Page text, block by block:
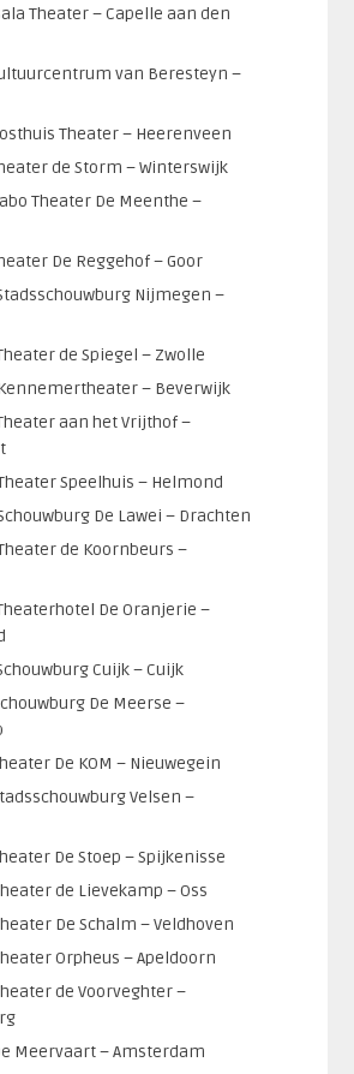
Theater – Capelle aan den
van Beresteyn –
Theater – Heerenveen
de Storm – Winterswijk
Theater De Meenthe –
De Reggehof – Goor
Nijmegen –
de Spiegel – Zwolle
– Beverwijk
aan het Vrijthof –
Speelhuis – Helmond
De Lawei – Drachten
de Koornbeurs –
De Oranjerie –
Cuijk – Cuijk
De Meerse –
De KOM – Nieuwegein
Velsen –
De Stoep – Spijkenisse
de Lievekamp – Oss
De Schalm – Veldhoven
Orpheus – Apeldoorn
de Voorveghter –
Meervaart – Amsterdam